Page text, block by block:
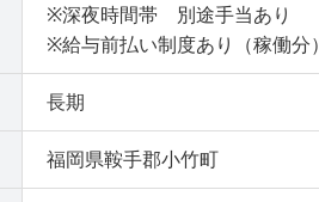
※深夜時間帯 別途手当あり
※給与前払い制度あり（稼働分）
長期
福岡県鞍手郡小竹町